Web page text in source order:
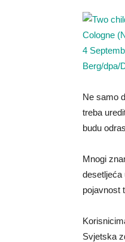
Ne samo
treba
budu
Mnogi
desetljeća
pojavnost
Svjetska